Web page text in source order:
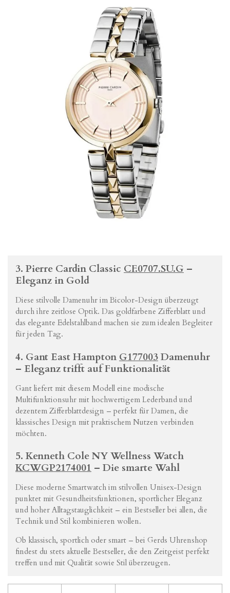
3. Pierre Cardin Classic CF.0707.SU.G –
Eleganz in Gold
Diese stilvolle Damenuhr im Bicolor-Design überzeugt
durch ihre zeitlose Optik. Das goldfarbene Zifferblatt und
das elegante Edelstahlband machen sie zum idealen Begleiter
für jeden Tag.
4. GantEastHampton G177003Damenuhr
– Eleganztrifft aufFunktionalität
Gant liefert mit diesem Modell eine modische
Multifunktionsuhr mit hochwertigem Lederband und
dezentem Zifferblattdesign – perfekt für Damen, die
klassisches Design mit praktischem Nutzen verbinden
möchten.
5. Kenneth ColeNYWellness Watch
KCWGP2174001 – Die smarteWahl
Diese moderne Smartwatch im stilvollen Unisex-Design
punktet mit Gesundheitsfunktionen, sportlicher Eleganz
und hoher Alltagstauglichkeit – ein Bestseller bei allen, die
Technik und Stil kombinieren wollen.
Ob klassisch, sportlich oder smart – bei Gerds Uhrenshop
findest du stets aktuelle Bestseller, die den Zeitgeist perfekt
treffen und mit Qualität sowie Stil überzeugen.